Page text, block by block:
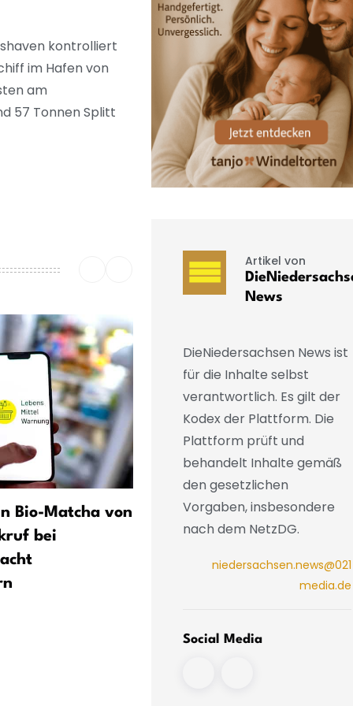
kontrolliert
im Hafen von
am
57 Tonnen Splitt
Bio-Matcha von
bei
Wochenendverkehr
mit Staus rund um
Artikel von
News
DieNiedersachsen News ist
für die Inhalte selbst
verantwortlich. Es gilt der
Kodex der Plattform. Die
Plattform prüft und
behandelt Inhalte gemäß
den gesetzlichen
Vorgaben, insbesondere
nach dem NetzDG.
niedersachsen.news@021
media.de
Social Media